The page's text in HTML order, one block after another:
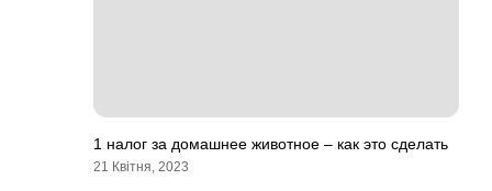
1 налог за домашнее животное – как это сделать
21 Квітня, 2023